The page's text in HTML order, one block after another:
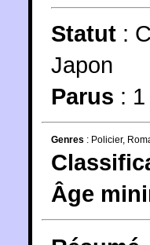
Statut :
Japon
Parus :
Genres : Policier,
Âge